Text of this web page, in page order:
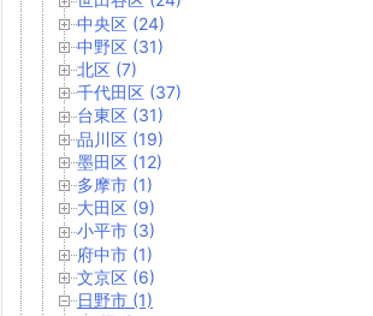
中央区 (24)
中野区 (31)
北区 (7)
千代田区 (37)
台東区 (31)
品川区 (19)
墨田区 (12)
多摩市 (1)
大田区 (9)
小平市 (3)
府中市 (1)
文京区 (6)
日野市 (1)